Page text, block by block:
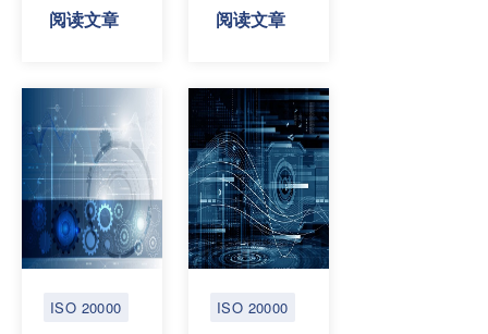
阅读文章 阅读文章
ISO 20000 ISO 20000